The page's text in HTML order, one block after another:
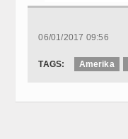
06/01/2017 09:56
TAGS: Amerika